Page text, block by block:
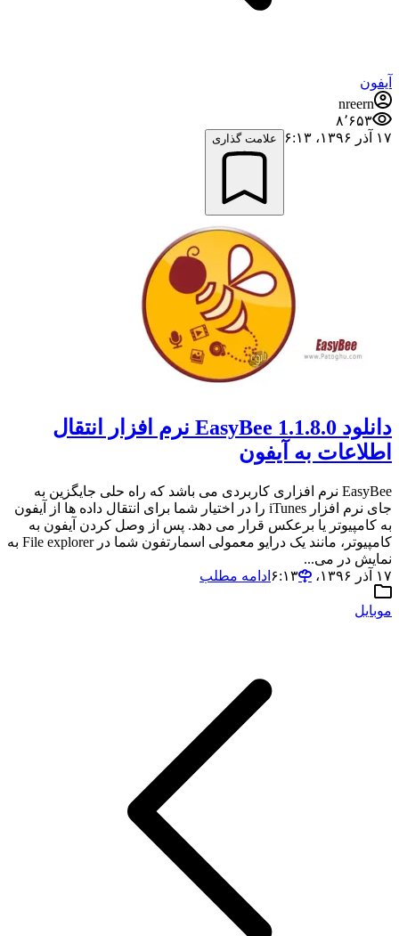
آیفون
nreern
۸٬۶۵۳
۱۷ آذر ۱۳۹۶،‏ ۶:۱۳
علامت گذاری
دانلود EasyBee 1.1.8.0 نرم افزار انتقال
اطلاعات به آیفون
EasyBee نرم افزاری کاربردی می باشد که راه حلی جایگزین به
جای نرم افزار iTunes را در اختیار شما برای انتقال داده ها از آیفون
به کامپیوتر یا برعکس قرار می دهد. پس از وصل کردن آیفون به
کامپیوتر، مانند یک درایو معمولی اسمارتفون شما در File explorer به
نمایش در می...
۱۷ آذر ۱۳۹۶،‏ ۶:۱۳
ادامه مطلب
موبایل